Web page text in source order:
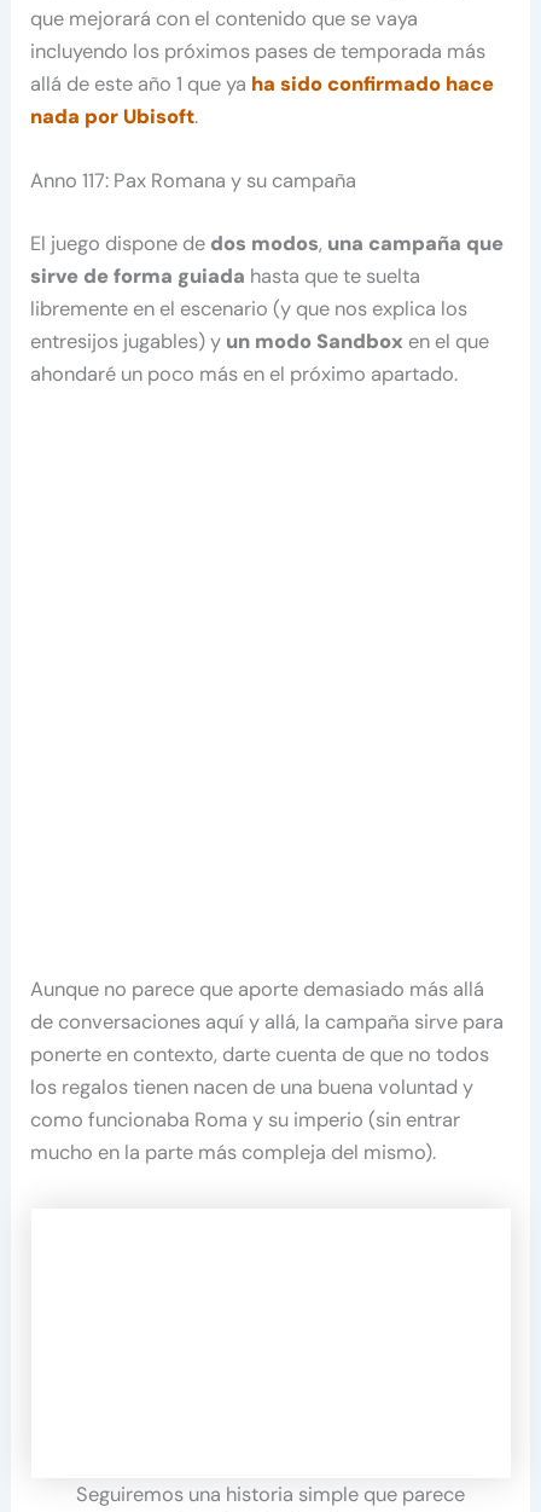
que mejorará con el contenido que se vaya
incluyendo los próximos pases de temporada más
allá de este año 1 que ya ha sido confirmado hace
nada por Ubisoft.
Anno 117: Pax Romana y su campaña
El juego dispone de dos modos, una campaña que
sirve de forma guiada hasta que te suelta
libremente en el escenario (y que nos explica los
entresijos jugables) y un modo Sandbox en el que
ahondaré un poco más en el próximo apartado.
Aunque no parece que aporte demasiado más allá
de conversaciones aquí y allá, la campaña sirve para
ponerte en contexto, darte cuenta de que no todos
los regalos tienen nacen de una buena voluntad y
como funcionaba Roma y su imperio (sin entrar
mucho en la parte más compleja del mismo).
Seguiremos una historia simple que parece